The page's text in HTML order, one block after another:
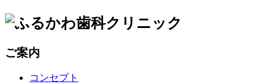
ご案内
コンセプト